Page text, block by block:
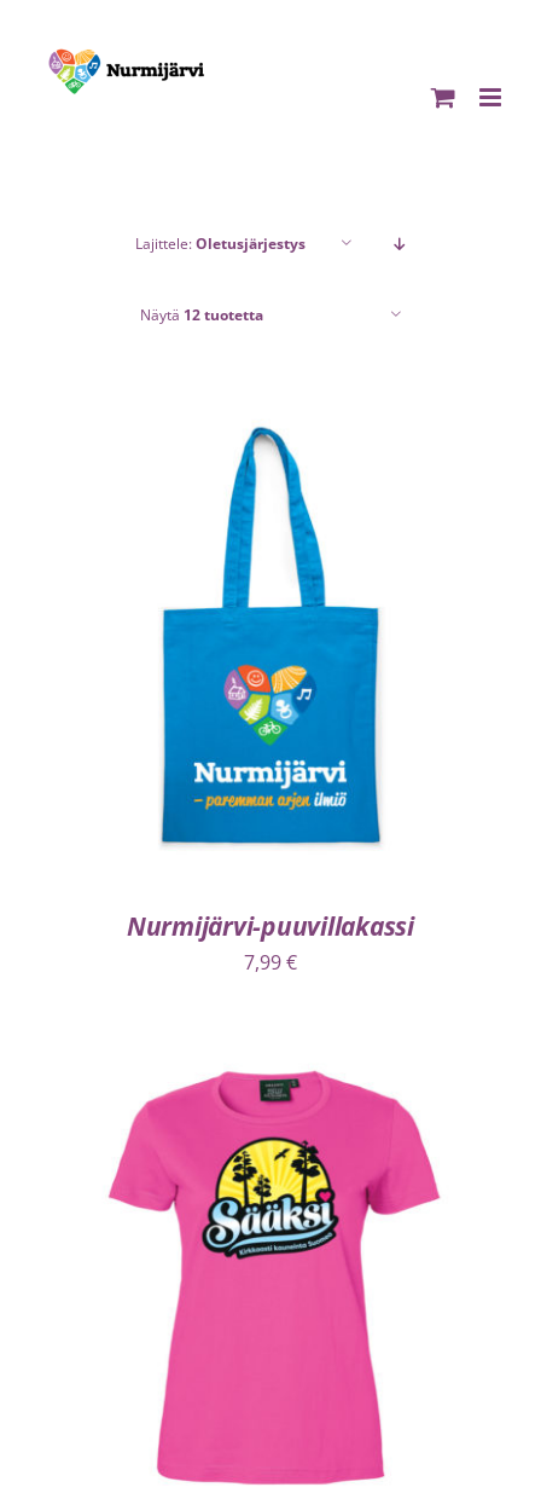
content
Lajittele:Oletusjärjestys
Näytä 12 tuotetta
VALITSE VAIHTOEHDOISTA LISÄTIEDOT
Nurmijärvi-puuvillakassi
7,99€
VALITSE VAIHTOEHDOISTA LISÄTIEDOT